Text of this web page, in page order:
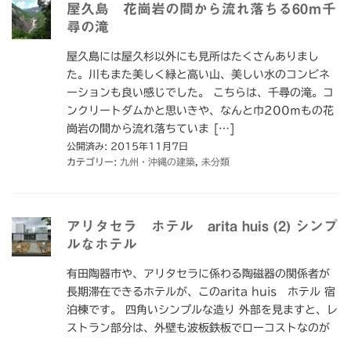
屋久島 花崗岩の間から流れ落ちる60ｍ千
尋の滝
屋久島には屋久杉以外にも見所はたくさんありまし
た。川もまた美しく緑と高い山、美しい水のコンビネ
ーションも良い感じでした。 こちらは、千尋の滝。コ
ンクリートダムかと思いきや、なんと巾200ｍもの花
崗岩の間から流れ落ちていま […]
公開済み: 2015年11月7日
カテゴリー: 九州・沖縄の建築 未分類
アリタセラ ホテル arita huis (2) シンプ
ルなホテル
有田陶器市や、アリタセラに係わる陶磁器の関係者が
長期滞在できるホテルが、このarita huis ホテル 宿
泊棟です。 四角いシンプルな造り 外部を見ますと、レ
ストラン部分は、外壁も波板鉄板でローコストなのが